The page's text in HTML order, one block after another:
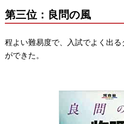
第三位：良問の風
程よい難易度で、入試でよく出
ができた。